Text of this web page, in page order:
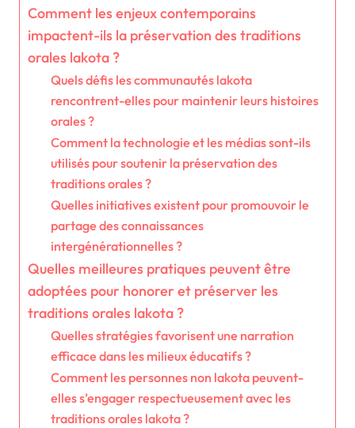
Comment les enjeux contemporains
impactent-ils la préservation des traditions
orales lakota ?
Quels défis les communautés lakota
rencontrent-elles pour maintenir leurs histoires
orales ?
Comment la technologie et les médias sont-ils
utilisés pour soutenir la préservation des
traditions orales ?
Quelles initiatives existent pour promouvoir le
partage des connaissances
intergénérationnelles ?
Quelles meilleures pratiques peuvent être
adoptées pour honorer et préserver les
traditions orales lakota ?
Quelles stratégies favorisent une narration
efficace dans les milieux éducatifs ?
Comment les personnes non lakota peuvent-
elles s’engager respectueusement avec les
traditions orales lakota ?